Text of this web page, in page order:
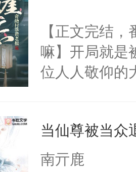
堂魔尊……行
位，当日就抢
神偏执：不许
种威胁手段没
他是社恐，墨
子，门下所
杀了同为魔道
绝于师门前。
了当年。回到
道吗？大师兄
二师兄了。
忘记了对二师
【正文完结
嘛】开局就是
位人人敬仰的
要在病痛中度
消失在夜空中
当仙尊被当众
南亓鹿